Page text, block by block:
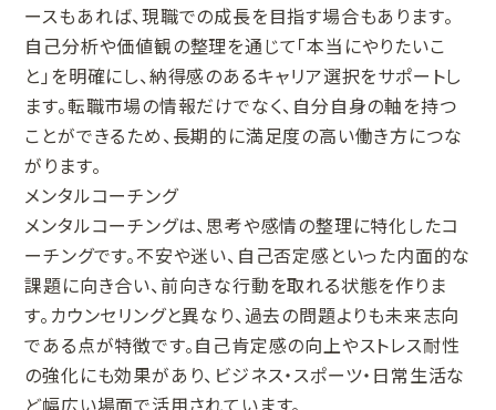
ースもあれば、現職での成長を目指す場合もあります。
自己分析や価値観の整理を通じて「本当にやりたいこ
と」を明確にし、納得感のあるキャリア選択をサポートし
ます。転職市場の情報だけでなく、自分自身の軸を持つ
ことができるため、長期的に満足度の高い働き方につな
がります。
メンタルコーチング
メンタルコーチングは、思考や感情の整理に特化したコ
ーチングです。不安や迷い、自己否定感といった内面的な
課題に向き合い、前向きな行動を取れる状態を作りま
す。カウンセリングと異なり、過去の問題よりも未来志向
である点が特徴です。自己肯定感の向上やストレス耐性
の強化にも効果があり、ビジネス・スポーツ・日常生活な
ど幅広い場面で活用されています。